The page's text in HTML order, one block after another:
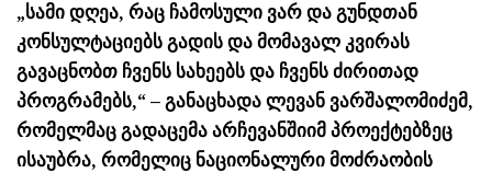
„სამი დღეა, რაც ჩამოსული ვარ და გუნდთან
კონსულტაციებს გადის და მომავალ კვირას
გავაცნობთ ჩვენს სახეებს და ჩვენს ძირითად
პროგრამებს,“ – განაცხადა ლევან ვარშალომიძემ,
რომელმაც გადაცემა არჩევანშიიმ პროექტებზეც
ისაუბრა, რომელიც ნაციონალური მოძრაობის